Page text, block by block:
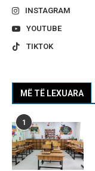
INSTAGRAM
YOUTUBE
TIKTOK
MË TË LEXUARA
1